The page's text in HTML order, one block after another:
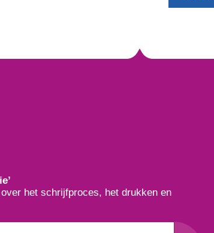
het schrijfproces, het drukken en